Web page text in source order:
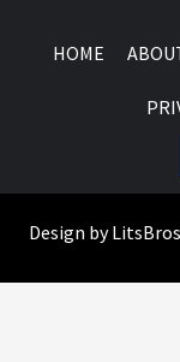
HOME
Design by